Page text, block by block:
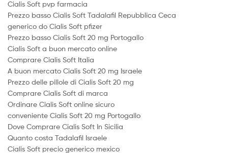
Cialis Soft pvp farmacia
Prezzo basso Cialis Soft Tadalafil Repubblica Ceca
generico do Cialis Soft pfizer
Prezzo basso Cialis Soft 20 mg Portogallo
Cialis Soft a buon mercato online
Comprare Cialis Soft Italia
A buon mercato Cialis Soft 20 mg Israele
Prezzo delle pillole di Cialis Soft 20 mg
Comprare Cialis Soft di marca
Ordinare Cialis Soft online sicuro
conveniente Cialis Soft 20 mg Portogallo
Dove Comprare Cialis Soft In Sicilia
Quanto costa Tadalafil Israele
Cialis Soft precio generico mexico